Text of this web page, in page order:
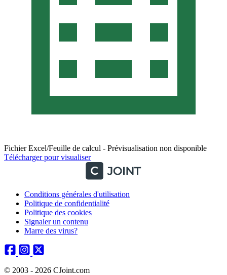
Fichier Excel/Feuille de calcul - Prévisualisation non disponible
Télécharger pour visualiser
Conditions générales d'utilisation
Politique de confidentialité
Politique des cookies
Signaler un contenu
Marre des virus?
© 2003 - 2026 CJoint.com